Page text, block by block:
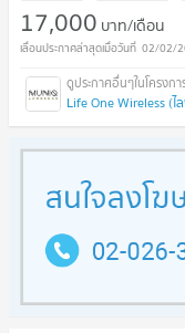
17,000 บาท/เดือน
02/02/
Life One Wireless (ไ